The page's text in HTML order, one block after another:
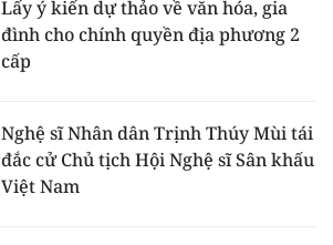
Lấy ý kiến dự thảo về văn hóa, gia
đình cho chính quyền địa phương 2
cấp
Nghệ sĩ Nhân dân Trịnh Thúy Mùi tái
đắc cử Chủ tịch Hội Nghệ sĩ Sân khấu
Việt Nam